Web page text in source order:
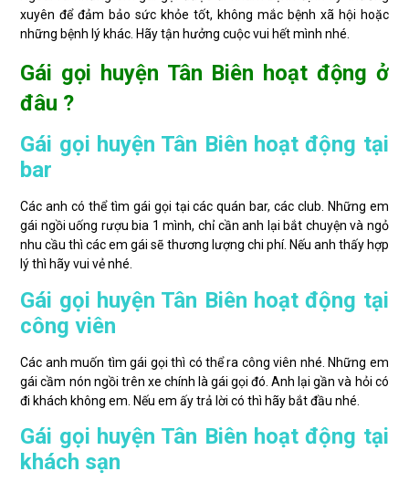
xuyên để đảm bảo sức khỏe tốt, không mắc bệnh xã hội hoặc
những bệnh lý khác. Hãy tận hưởng cuộc vui hết mình nhé.
Gái gọi huyện Tân Biên hoạt động ở
đâu ?
Gái gọi huyện Tân Biên hoạt động tại
bar
Các anh có thể tìm gái gọi tại các quán bar, các club. Những em
gái ngồi uống rượu bia 1 mình, chỉ cần anh lại bắt chuyện và ngỏ
nhu cầu thì các em gái sẽ thương lượng chi phí. Nếu anh thấy hợp
lý thì hãy vui vẻ nhé.
Gái gọi huyện Tân Biên hoạt động tại
công viên
Các anh muốn tìm gái gọi thì có thể ra công viên nhé. Những em
gái cầm nón ngồi trên xe chính là gái gọi đó. Anh lại gần và hỏi có
đi khách không em. Nếu em ấy trả lời có thì hãy bắt đầu nhé.
Gái gọi huyện Tân Biên hoạt động tại
khách sạn